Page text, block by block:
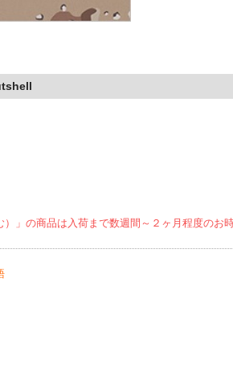
」の商品は入荷まで数週間～２ヶ月程度のお